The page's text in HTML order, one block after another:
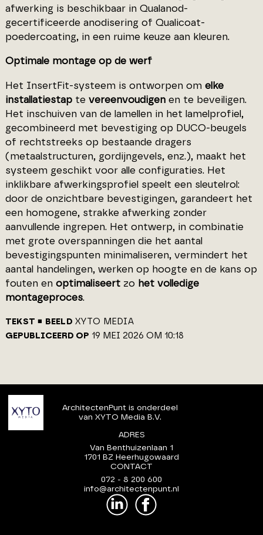
afwerking is beschikbaar in Qualanod-
gecertificeerde anodisering of Qualicoat-
poedercoating, in een ruime keuze aan kleuren.
Optimale montage op de werf
Het InsertFit-systeem is ontworpen om elke
installatiestap te vereenvoudigenen te beveiligen.
Het inschuiven van de lamellen in het lamelprofiel,
gecombineerd met bevestiging op DUCO-beugels
of rechtstreeks op bestaande dragers
(metaalstructuren, gordijngevels, enz.), maakt het
systeem geschikt voor alle configuraties. Het
inklikbare afwerkingsprofiel speelt een sleutelrol:
door de onzichtbare bevestigingen, garandeert het
een homogene, strakke afwerking zonder
aanvullende ingrepen. Het ontwerp, in combinatie
met grote overspanningen die het aantal
bevestigingspunten minimaliseren, vermindert het
aantal handelingen, werken op hoogte en de kans op
fouten en optimaliseertzo het volledige
montageproces.
TEKST BEELD XYTO MEDIA
GEPUBLICEERD OP 19 MEI 2026 OM 10:18
ArchitectenPunt is onderdeel
van XYTO Media B.V.
ADRES
Van Benthuizenlaan 1
1701 BZ Heerhugowaard
CONTACT
072 - 8 200 600
info@architectenpunt.nl